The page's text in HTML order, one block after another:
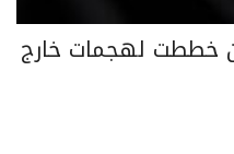
خططت لهجمات خارج